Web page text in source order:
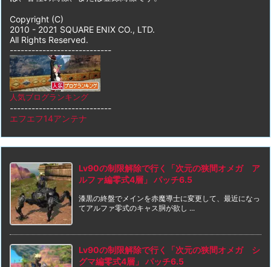
Copyright (C)
2010 - 2021 SQUARE ENIX CO., LTD.
All Rights Reserved.
----------------------------
人気ブログランキング
----------------------------
エフエフ14アンテナ
Lv90の制限解除で行く「次元の狭間オメガ ア
ルファ編零式4層」 パッチ6.5
漆黒の終盤でメインを赤魔導士に変更して、最近になっ
てアルファ零式のキャス胴が欲し ...
Lv90の制限解除で行く「次元の狭間オメガ シ
グマ編零式4層」 パッチ6.5